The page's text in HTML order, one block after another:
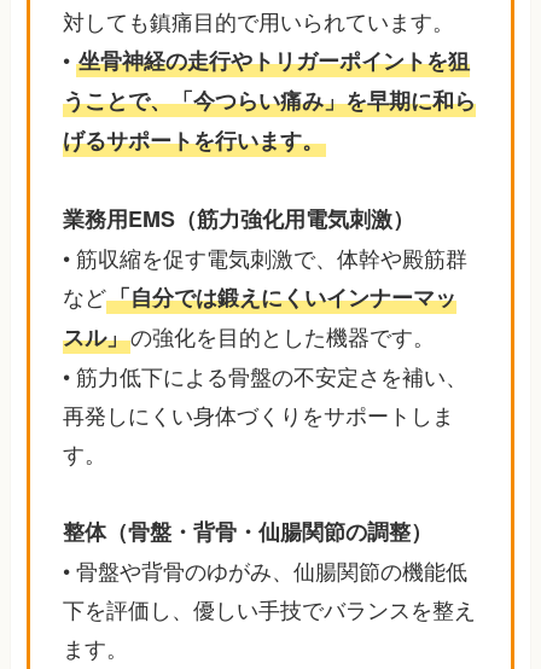
対しても鎮痛目的で用いられています。
•坐骨神経の走行やトリガーポイントを狙
うことで、「今つらい痛み」を早期に和ら
げるサポートを行います。
業務用EMS（筋力強化用電気刺激）
• 筋収縮を促す電気刺激で、体幹や殿筋群
など「自分では鍛えにくいインナーマッ
スル」の強化を目的とした機器です。
• 筋力低下による骨盤の不安定さを補い、
再発しにくい身体づくりをサポートしま
す。
整体（骨盤・背骨・仙腸関節の調整）
• 骨盤や背骨のゆがみ、仙腸関節の機能低
下を評価し、優しい手技でバランスを整え
ます。